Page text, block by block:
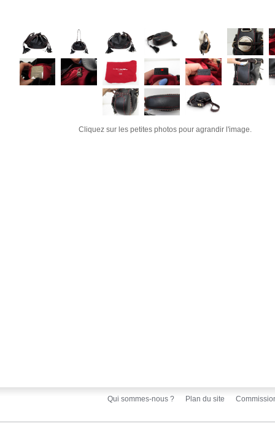
Cliquez sur les petites photos pour agrandir l'image.
Qui sommes-nous ? Plan du site